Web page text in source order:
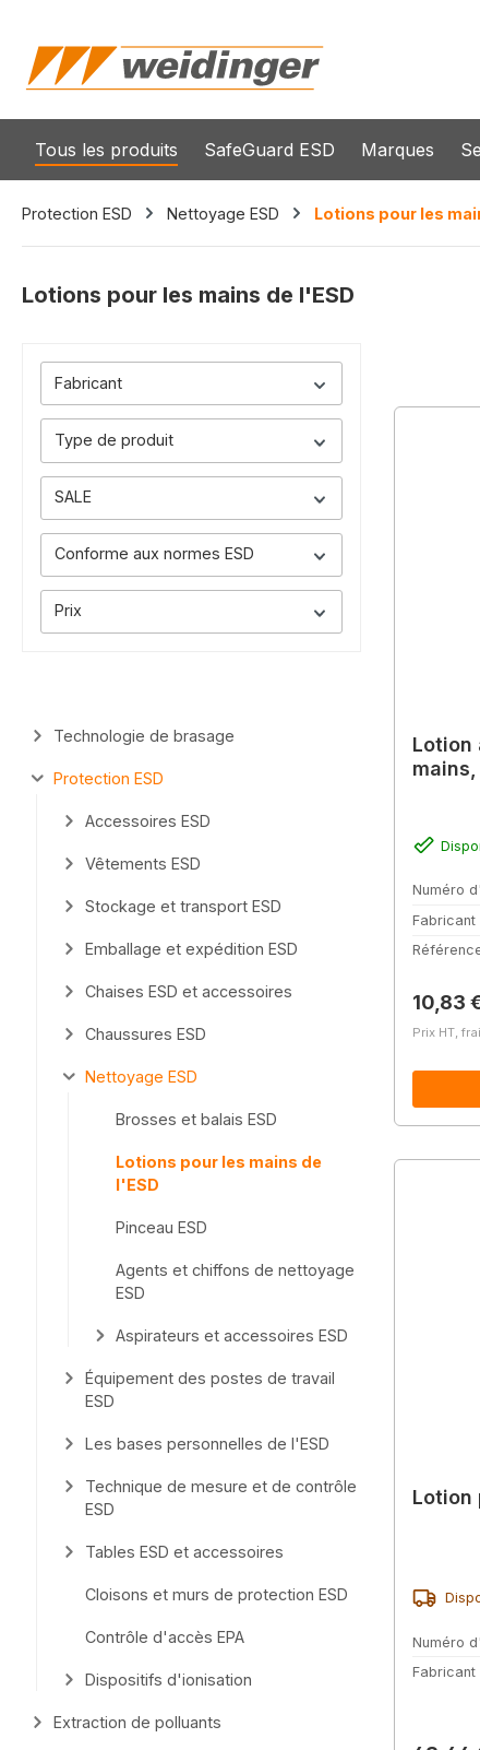
Tous les produits SafeGuard ESD Marques
Protection ESD Nettoyage ESD Lotions pour les
Lotions pour les mains de l'ESD
Fabricant
Type de produit
SALE
Conforme aux normes ESD
Prix
Technologie de brasage
Protection ESD
Accessoires ESD
Vêtements ESD
Stockage et transport ESD
Emballage et expédition ESD
Chaises ESD et accessoires
Chaussures ESD
Nettoyage ESD
Brosses et balais ESD
Lotions pour les mains de
l'ESD
Pinceau ESD
Agents et chiffons de nettoyage
ESD
Aspirateurs et accessoires ESD
Équipement des postes de travail
ESD
Les bases personnelles de l'ESD
Technique de mesure et de contrôle
ESD
Tables ESD et accessoires
Cloisons et murs de protection ESD
Contrôle d'accès EPA
Dispositifs d'ionisation
Extraction de polluants
Lotion
Numéro
Fabricant
Prix
10,83
Prix HT,
Lotion
Numéro
Fabricant